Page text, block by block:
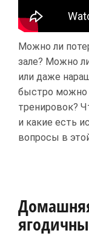
Можно ли
зале? Можно
или даже
быстро
тренировок?
и какие есть
вопросы в